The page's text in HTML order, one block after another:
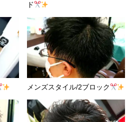
ド
メンズスタイル/2ブロック